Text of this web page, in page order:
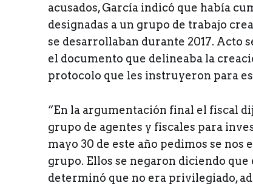
acusados, García indicó que había
designadas a un grupo de trabajo
se desarrollaban durante 2017. Acto
el documento que delineaba la
protocolo que les instruyeron para
“En la argumentación final el fiscal
grupo de agentes y fiscales para
mayo 30 de este año pedimos se
grupo. Ellos se negaron diciendo
determinó que no era privilegiado,